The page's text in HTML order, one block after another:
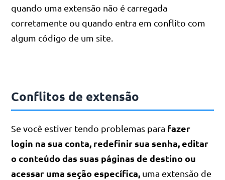
quando uma extensão não é carregada
corretamente ou quando entra em conflito com
algum código de um site.
Conflitos de extensão
Se você estiver tendo problemas para fazer
login na sua conta, redefinir sua senha, editar
o conteúdo das suas páginas de destino ou
acessar uma seção específica, uma extensão de